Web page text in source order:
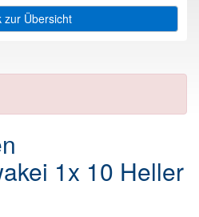
zur Übersicht
1x 10 Heller